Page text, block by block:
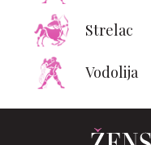
Strelac
Vodolija